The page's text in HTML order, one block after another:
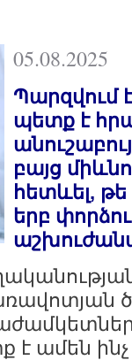
05.08.2025
Պարզվում է
պետք է
բայց
հետևել,
երբ
է ամեն